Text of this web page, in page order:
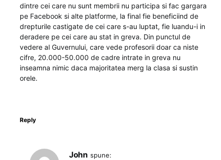
dintre cei care nu sunt membrii nu participa si fac gargara
pe Facebook si alte platforme, la final fie beneficiind de
drepturile castigate de cei care s-au luptat, fie luandu-i in
deradere pe cei care au stat in greva. Din punctul de
vedere al Guvernului, care vede profesorii doar ca niste
cifre, 20.000-50.000 de cadre intrate in greva nu
inseamna nimic daca majoritatea merg la clasa si sustin
orele.
Reply
John spune: